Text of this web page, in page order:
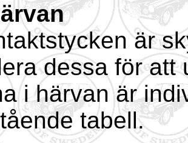
är
dessa för att
i härvan är
tabell.